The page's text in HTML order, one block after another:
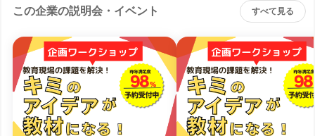
この企業の説明会・イベント すべて見る